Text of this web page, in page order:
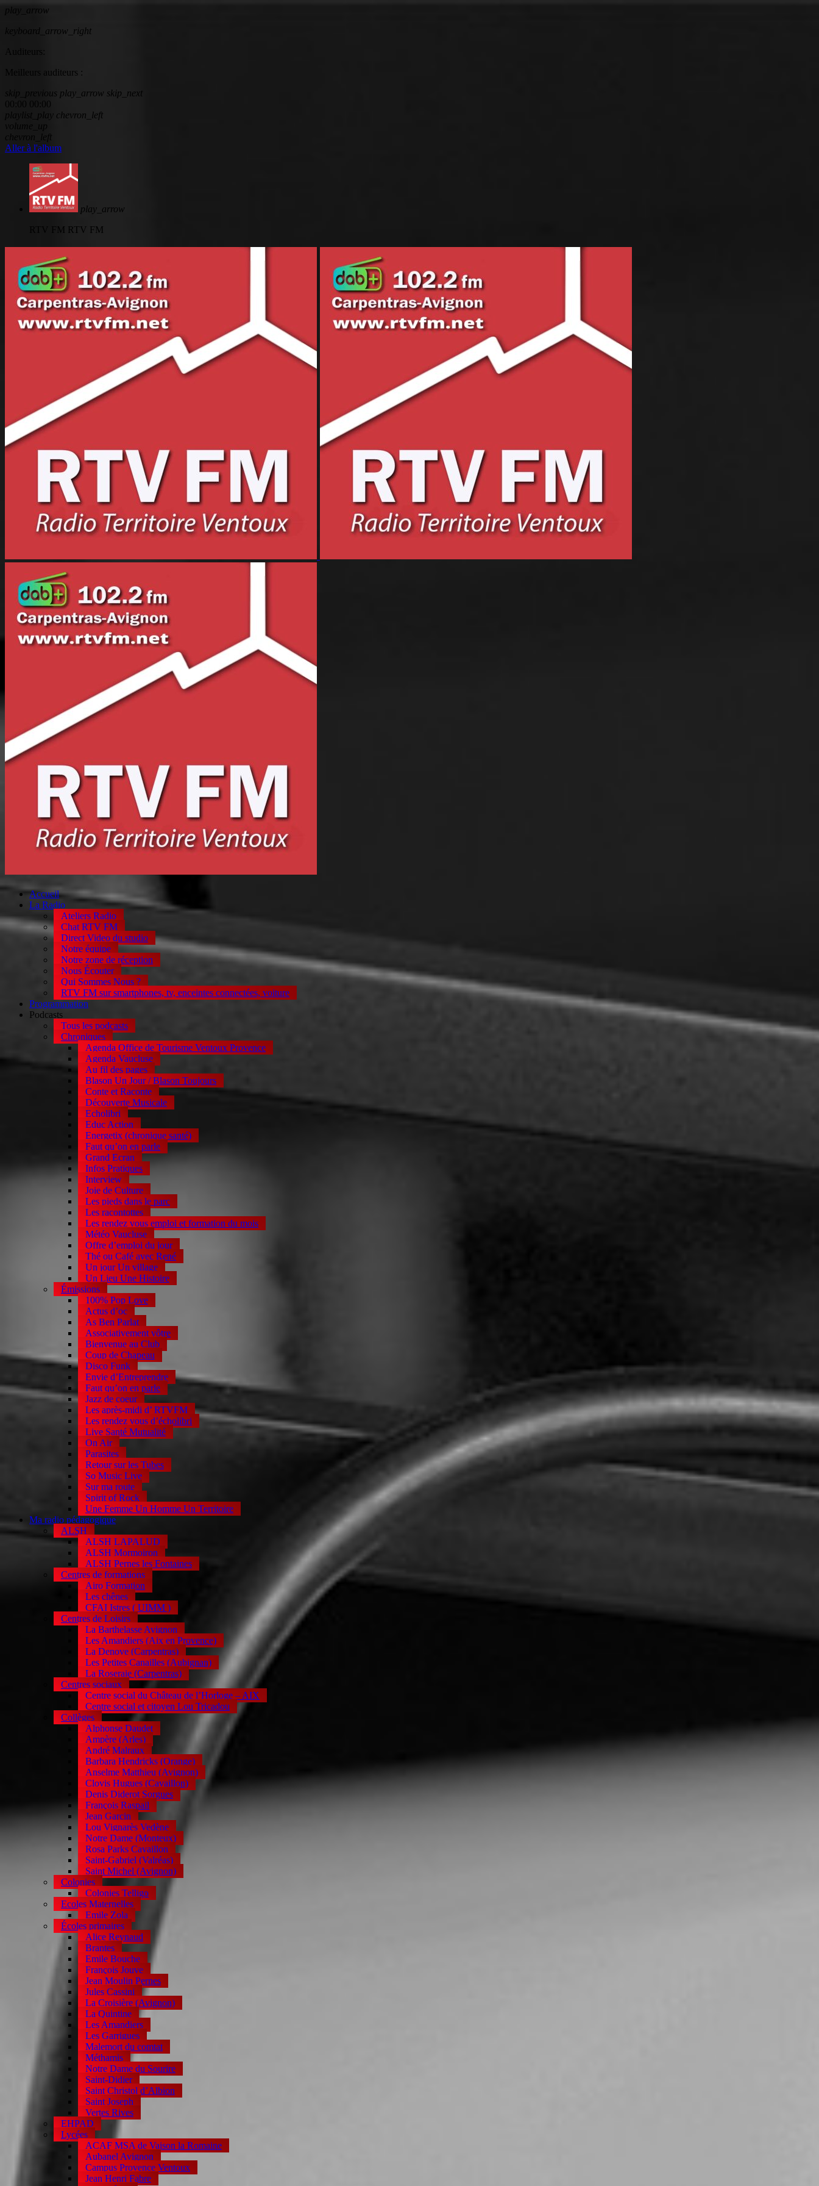
play_arrow
keyboard_arrow_right
Auditeurs:
Meilleurs auditeurs :
skip_previous play_arrow skip_next
00:00
00:00
playlist_play chevron_left
chevron_left
Aller à l'album
play_arrow
RTV FM RTV FM
Accueil
La Radio
Ateliers Radio
Chat RTV FM
Direct Video du studio
Notre équipe
Notre zone de réception
Nous Écouter
Qui Sommes Nous ?
RTV FM sur smartphones, tv, enceintes connectées, voiture
Programmation
Podcasts
Tous les podcasts
Chroniques
Agenda Office de Tourisme Ventoux Provence
Agenda Vaucluse
Au fil des pages
Blason Un Jour / Blason Toujours
Conte et Raconte
Découverte Musicale
Echolibri
Educ Action
Energetix (chronique santé)
Faut qu’on en parle
Grand Ecran
Infos Pratiques
Interview
Joie de Culture
Les pieds dans le parc
Les racontottes
Les rendez vous emploi et formation du mois
Météo Vaucluse
Offre d’emploi du jour
Thé ou Café avec René
Un jour Un village
Un Lieu Une Histoire
Émissions
100% Pop Love
Actus d’oc
As Ben Parlat
Associativement vôtre
Bienvenue au Club
Coup de Chapeau
Disco Funk
Envie d’Entreprendre
Faut qu’on en parle
Jazz de coeur
Les après-midi d’ RTVFM
Les rendez vous d’écholibri
Live Santé Mutualité
On Air
Parasites
Retour sur les Tubes
So Music Live
Sur ma route
Spirit of Rock
Une Femme Un Homme Un Territoire
Ma radio pédagogique
ALSH
ALSH LAPALUD
ALSH Mormoiron
ALSH Pernes les Fontaines
Centres de formations
Airo Formation
Les chênes
CFAI Istres ( UIMM )
Centres de Loisirs
La Barthelasse Avignon
Les Amandiers (Aix en Provence)
La Denove (Carpentras)
Les Petites Canailles (Aubignan)
La Roseraie (Carpentras)
Centres sociaux
Centre social du Château de l’Horloge – AIX
Centre social et citoyen Lou Tricadou
Collèges
Alphonse Daudet
Ampère (Arles)
André Malraux
Barbara Hendricks (Orange)
Anselme Matthieu (Avignon)
Clovis Hugues (Cavaillon)
Denis Diderot Sorgues
François Raspail
Jean Garcin
Lou Vignarès Vedène
Notre Dame (Monteux)
Rosa Parks Cavaillon
Saint-Gabriel (Valréas)
Saint Michel (Avignon)
Colonies
Colonies Telligo
Ecoles Maternelles
Emile Zola
Écoles primaires
Alice Reynaud
Brantes
Emile Bouche
François Jouve
Jean Moulin Pernes
Jules Cassini
La Croisière (Avignon)
La Quintine
Les Amandiers
Les Garrigues
Malemort du comtat
Méthamis
Notre Dame du Sourire
Saint-Didier
Saint Christol d’Albion
Saint Joseph
Vertes Rives
EHPAD
Lycées
ACAF MSA de Vaison la Romaine
Aubanel Avignon
Campus Provence Ventoux
Jean Henri Fabre